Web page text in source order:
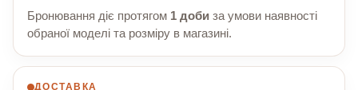
Бронювання діє протягом 1 доби за умови наявності
обраної моделі та розміру в магазині.
ДОСТАВКА